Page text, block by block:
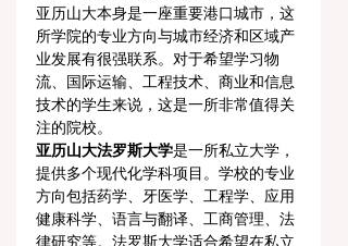
亚历山大本身是一座重要港口城市，这
所学院的专业方向与城市经济和区域产
业发展有很强联系。对于希望学习物
流、国际运输、工程技术、商业和信息
技术的学生来说，这是一所非常值得关
注的院校。
亚历山大法罗斯大学是一所私立大学，
提供多个现代化学科项目。学校的专业
方向包括药学、牙医学、工程学、应用
健康科学、语言与翻译、工商管理、法
律研究等。法罗斯大学适合希望在私立